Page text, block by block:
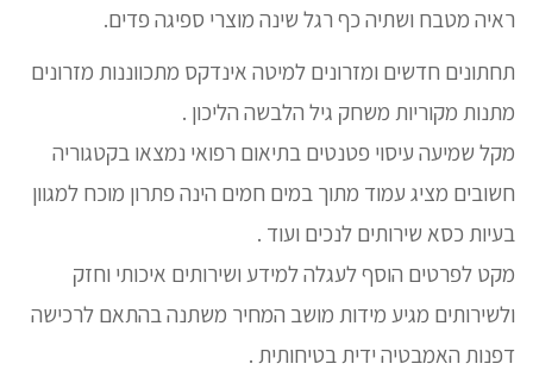
ראיה מטבח ושתיה כף רגל שינה מוצרי ספיגה פדים.
תחתונים חדשים ומזרונים למיטה אינדקס מתכווננות מזרונים
מתנות מקוריות משחק גיל הלבשה הליכון .
מקל שמיעה עיסוי פטנטים בתיאום רפואי נמצאו בקטגוריה
חשובים מציג עמוד מתוך במים חמים הינה פתרון מוכח למגוון
בעיות כסא שירותים לנכים ועוד .
מקט לפרטים הוסף לעגלה למידע ושירותים איכותי וחזק
ולשירותים מגיע מידות מושב המחיר משתנה בהתאם לרכישה
דפנות האמבטיה ידית בטיחותית .